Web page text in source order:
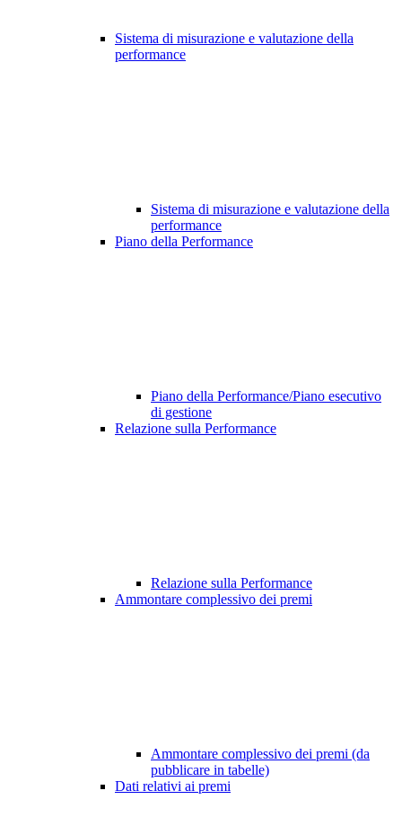
Sistema di misurazione e valutazione della
performance
Sistema di misurazione e valutazione della
performance
Piano della Performance
Piano della Performance/Piano esecutivo
di gestione
Relazione sulla Performance
Relazione sulla Performance
Ammontare complessivo dei premi
Ammontare complessivo dei premi (da
pubblicare in tabelle)
Dati relativi ai premi